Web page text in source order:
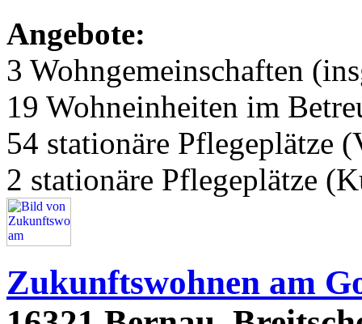
Angebote:
3 Wohngemeinschaften
19 Wohneinheiten im
54 stationäre Pflegeplätze
2 stationäre Pflegeplätze
Zukunftswohnen am